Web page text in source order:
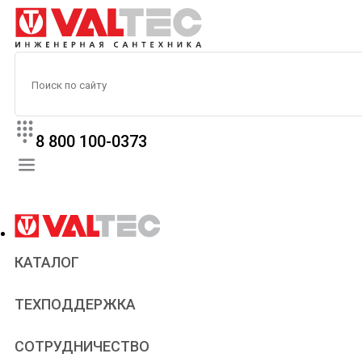
8 800 100-0373
КАТАЛОГ
ТЕХПОДДЕРЖКА
Паспорта и сертификаты
Статьи
СОТРУДНИЧЕСТВО
Сантехникам